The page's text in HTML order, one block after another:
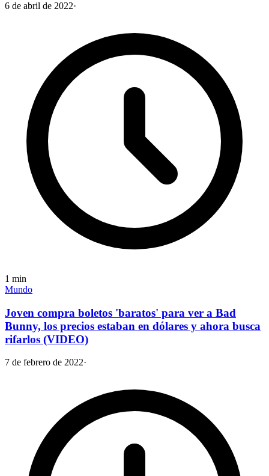
6 de abril de 2022·
1 min
Mundo
Joven compra boletos 'baratos' para ver a Bad
Bunny, los precios estaban en dólares y ahora busca
rifarlos (VIDEO)
7 de febrero de 2022·